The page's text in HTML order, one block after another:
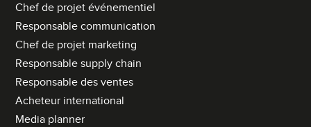
Chef de projet événementiel
Responsable communication
Chef de projet marketing
Responsable supply chain
Responsable des ventes
Acheteur international
Media planner